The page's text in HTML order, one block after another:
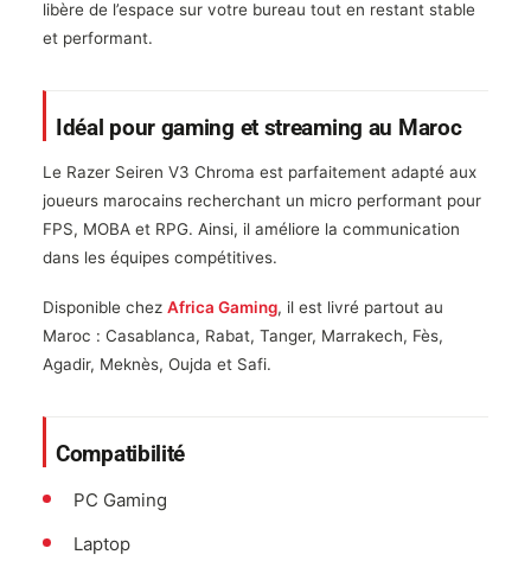
libère de l’espace sur votre bureau tout en restant stable
et performant.
Idéal pour gaming et streaming au Maroc
Le Razer Seiren V3 Chroma est parfaitement adapté aux
joueurs marocains recherchant un micro performant pour
FPS, MOBA et RPG. Ainsi, il améliore la communication
dans les équipes compétitives.
Disponible chez Africa Gaming, il est livré partout au
Maroc : Casablanca, Rabat, Tanger, Marrakech, Fès,
Agadir, Meknès, Oujda et Safi.
Compatibilité
PC Gaming
Laptop